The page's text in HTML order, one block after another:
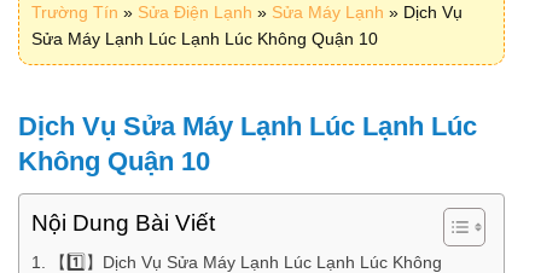
Trường Tín » Sửa Điện Lạnh » Sửa Máy Lạnh » Dịch Vụ
Sửa Máy Lạnh Lúc Lạnh Lúc Không Quận 10
Dịch Vụ Sửa Máy Lạnh Lúc Lạnh Lúc
Không Quận 10
Nội Dung Bài Viết
【1️⃣】Dịch Vụ Sửa Máy Lạnh Lúc Lạnh Lúc Không